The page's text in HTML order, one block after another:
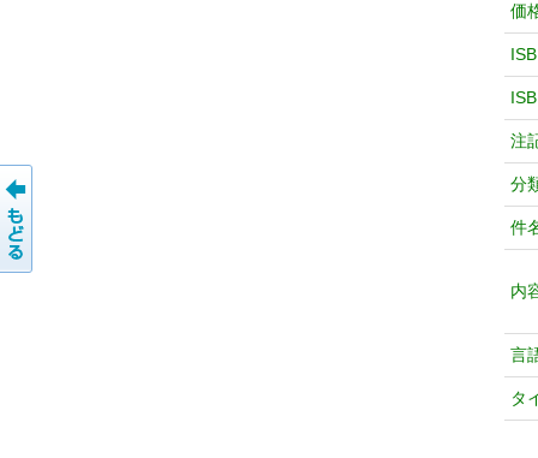
価
注
分
件
内
言
タ